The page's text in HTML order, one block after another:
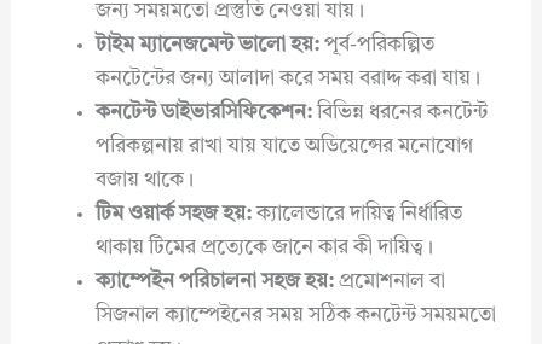
জন্য সময়মতো প্রস্তুতি নেওয়া যায়।
টাইম ম্যানেজমেন্ট ভালো হয়:পূর্ব-পরিকল্পিত
কনটেন্টের জন্য আলাদা করে সময় বরাদ্দ করা যায়।
কনটেন্ট ডাইভারসিফিকেশন:বিভিন্ন ধরনের কনটেন্ট
পরিকল্পনায় রাখা যায় যাতে অডিয়েন্সের মনোযোগ
বজায় থাকে।
টিম ওয়ার্ক সহজ হয়:ক্যালেন্ডারে দায়িত্ব নির্ধারিত
থাকায় টিমের প্রত্যেকে জানে কার কী দায়িত্ব।
ক্যাম্পেইন পরিচালনা সহজ হয়:প্রমোশনাল বা
সিজনাল ক্যাম্পেইনের সময় সঠিক কনটেন্ট সময়মতো